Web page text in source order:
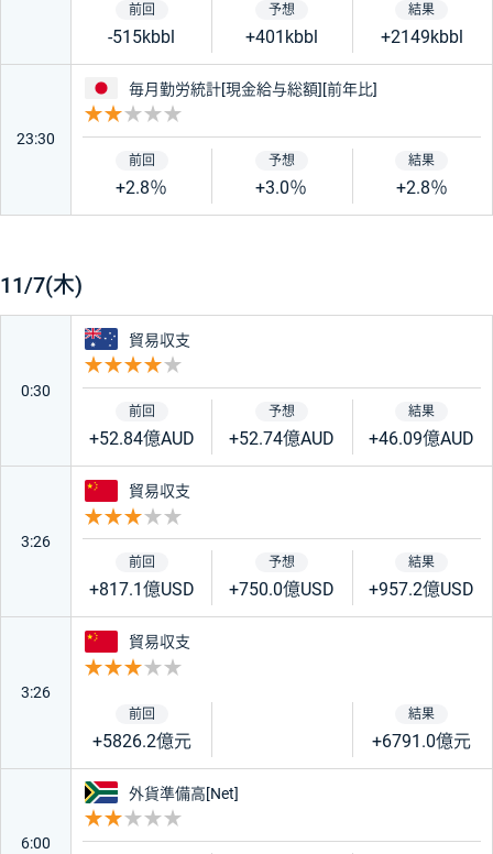
-515kbbl +401kbbl +2149kbbl
23:30
日本
毎月勤労統計[現金給与総額][前年比]
+2.8％ +3.0％ +2.8％
11/7(木)
0:30
オーストラリア
貿易収支
+52.84億AUD +52.74億AUD +46.09億AUD
3:26
中国
貿易収支
+817.1億USD +750.0億USD +957.2億USD
3:26
中国
貿易収支
+5826.2億元 +6791.0億元
6:00
南アフリカ
外貨準備高[Net]